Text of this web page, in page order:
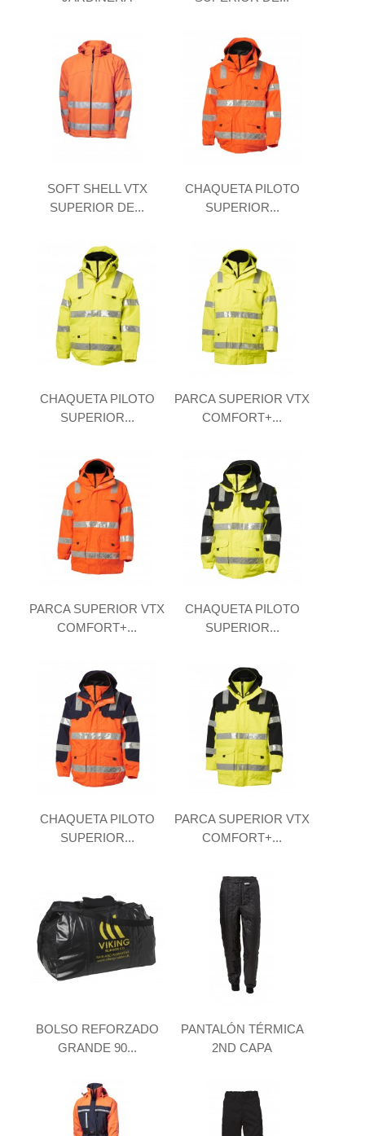
SOFT SHELL VTX
SUPERIOR DE...
CHAQUETA PILOTO
SUPERIOR...
CHAQUETA PILOTO
SUPERIOR...
PARCA SUPERIOR VTX
COMFORT+...
PARCA SUPERIOR VTX
COMFORT+...
CHAQUETA PILOTO
SUPERIOR...
CHAQUETA PILOTO
SUPERIOR...
PARCA SUPERIOR VTX
COMFORT+...
BOLSO REFORZADO
GRANDE 90...
PANTALÓN TÉRMICA
2ND CAPA